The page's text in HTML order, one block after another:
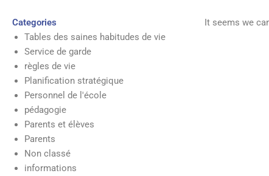
Categories
Tables des saines habitudes de vie
Service de garde
règles de vie
Planification stratégique
Personnel de l'école
pédagogie
Parents et élèves
Parents
Non classé
informations
It seems we